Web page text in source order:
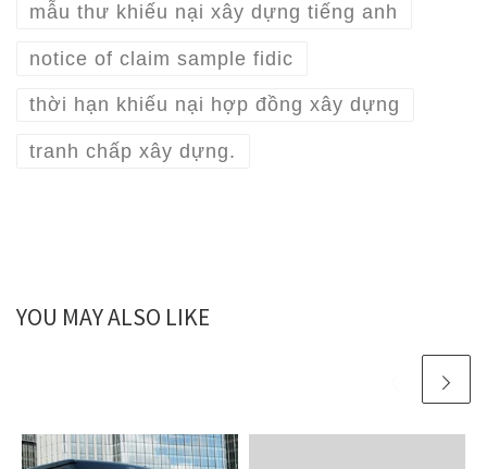
mẫu thư khiếu nại xây dựng tiếng anh
notice of claim sample fidic
thời hạn khiếu nại hợp đồng xây dựng
tranh chấp xây dựng.
YOU MAY ALSO LIKE